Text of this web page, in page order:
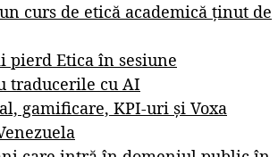
curs de etică academică ținut de
pierd Etica în sesiune
traducerile cu AI
gamificare, KPI-uri și Voxa